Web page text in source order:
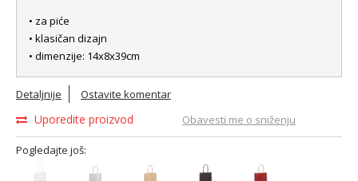
• za piće
• klasičan dizajn
• dimenzije: 14x8x39cm
Detaljnije Ostavite komentar
Uporedite proizvod Obavesti me o sniženju
Pogledajte još: